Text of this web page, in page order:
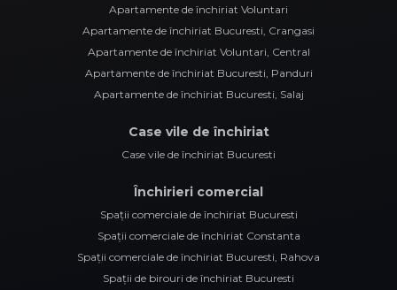
Apartamente de închiriat Voluntari
Apartamente de închiriat Bucuresti, Crangasi
Apartamente de închiriat Voluntari, Central
Apartamente de închiriat Bucuresti, Panduri
Apartamente de închiriat Bucuresti, Salaj
Case vile de închiriat
Case vile de închiriat Bucuresti
Închirieri comercial
Spații comerciale de închiriat Bucuresti
Spații comerciale de închiriat Constanta
Spații comerciale de închiriat Bucuresti, Rahova
Spații de birouri de închiriat Bucuresti